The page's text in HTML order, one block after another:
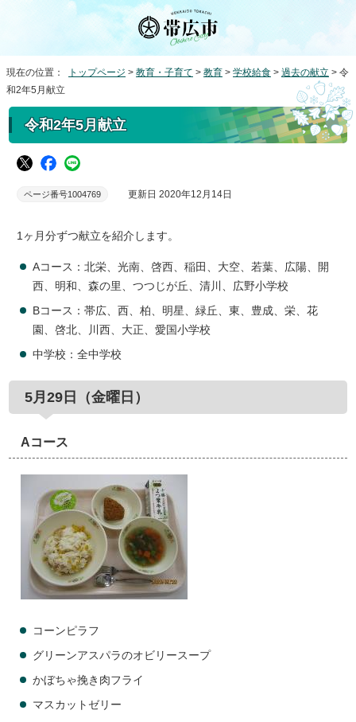
現在の位置： トップページ > 教育・子育て > 教育 > 学校給食 > 過去の献立 > 令
和2年5月献立
令和2年5月献立
ページ番号1004769 更新日 2020年12月14日
1ヶ月分ずつ献立を紹介します。
Aコース：北栄、光南、啓西、稲田、大空、若葉、広陽、開
西、明和、森の里、つつじが丘、清川、広野小学校
Bコース：帯広、西、柏、明星、緑丘、東、豊成、栄、花
園、啓北、川西、大正、愛国小学校
中学校：全中学校
5月29日（金曜日）
Aコース
コーンピラフ
グリーンアスパラのオビリースープ
かぼちゃ挽き肉フライ
マスカットゼリー